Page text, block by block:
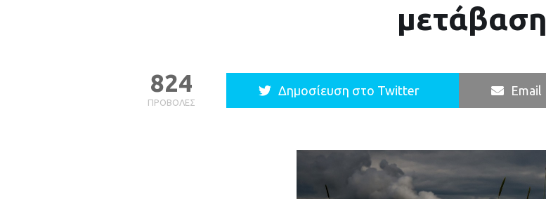
μετάβαση
ΠΡΟΒΟΛΈΣ
824 Δημοσίευση στο Twitter Email